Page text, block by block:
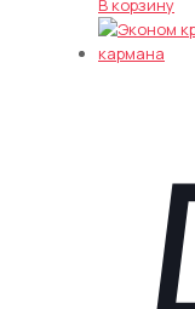
В корзину